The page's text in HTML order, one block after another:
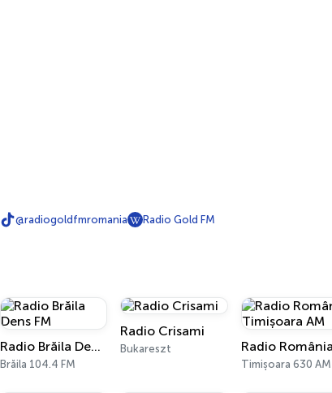
@radiogoldfmromania Radio Gold FM
Radio Brăila Dens FM
Brăila 104.4 FM
Radio Crisami
Bukareszt
Timișoara 630 AM